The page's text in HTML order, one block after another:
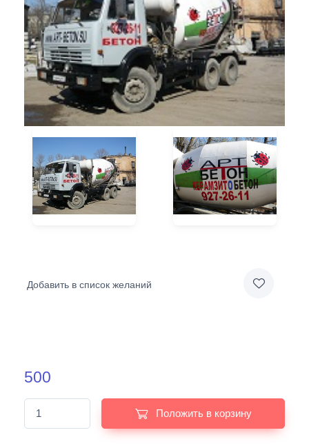
Добавить в список желаний
500
Положить в корзину